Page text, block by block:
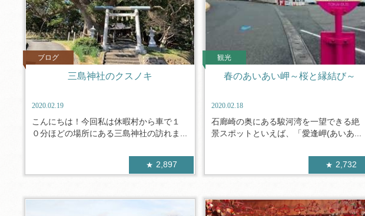
ブログ
三島神社のクスノキ
2020.02.19
こんにちは！今回私は休暇村から車で１
０分ほどの場所にある三島神社の訪れま...
2,897
観光
春のあいあい岬～桜と縁結び～
2020.02.18
石廊崎の奥にある駿河湾を一望できる絶
景スポットといえば、「愛逢岬(あいあ...
2,732